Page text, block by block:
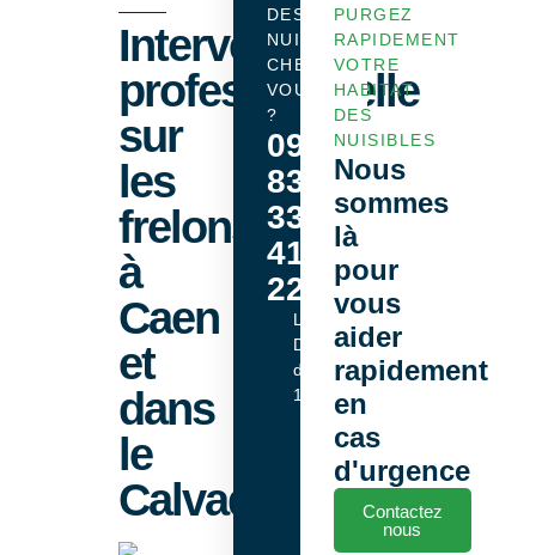
Intervention
professionnelle
sur
les
frelons
à
Caen
et
dans
le
Calvados
DES
NUISIBLES
CHEZ
VOUS
?
09
83
33
41
22
Lundi -
Dimanche
de 9h00 à
18h00
PURGEZ
RAPIDEMENT
VOTRE
HABITAT
DES
NUISIBLES
Nous
sommes
là
pour
vous
aider
rapidement
en
cas
d'urgence
Contactez
nous